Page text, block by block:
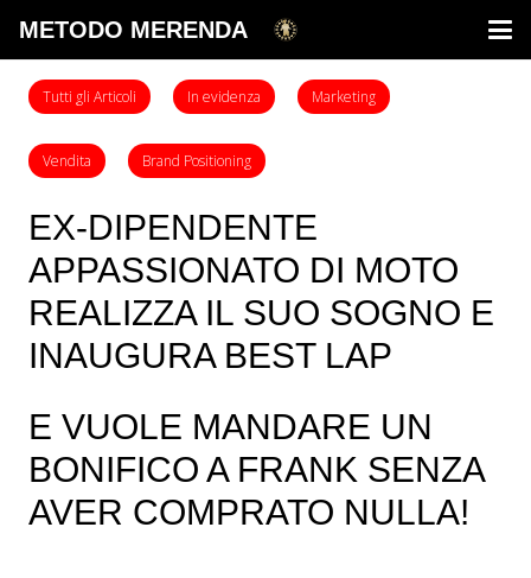
METODO MERENDA
Tutti gli Articoli In evidenza Marketing
Vendita Brand Positioning
EX-DIPENDENTE
APPASSIONATO DI MOTO
REALIZZA IL SUO SOGNO E
INAUGURA BEST LAP
E VUOLE MANDARE UN
BONIFICO A FRANK SENZA
AVER COMPRATO NULLA!